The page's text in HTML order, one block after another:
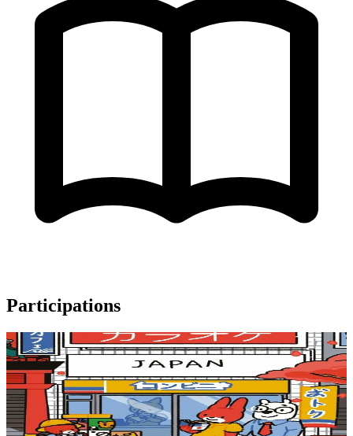
Participations
6 ans et plus
Japan
Qu’est-ce que c’est le mont Fuji ? Comment on mange au Japon ?
Qu’est-ce qu’on y célèbre ? Comment c’est à l’intérieur des maisons
? Un album documentaire qui...